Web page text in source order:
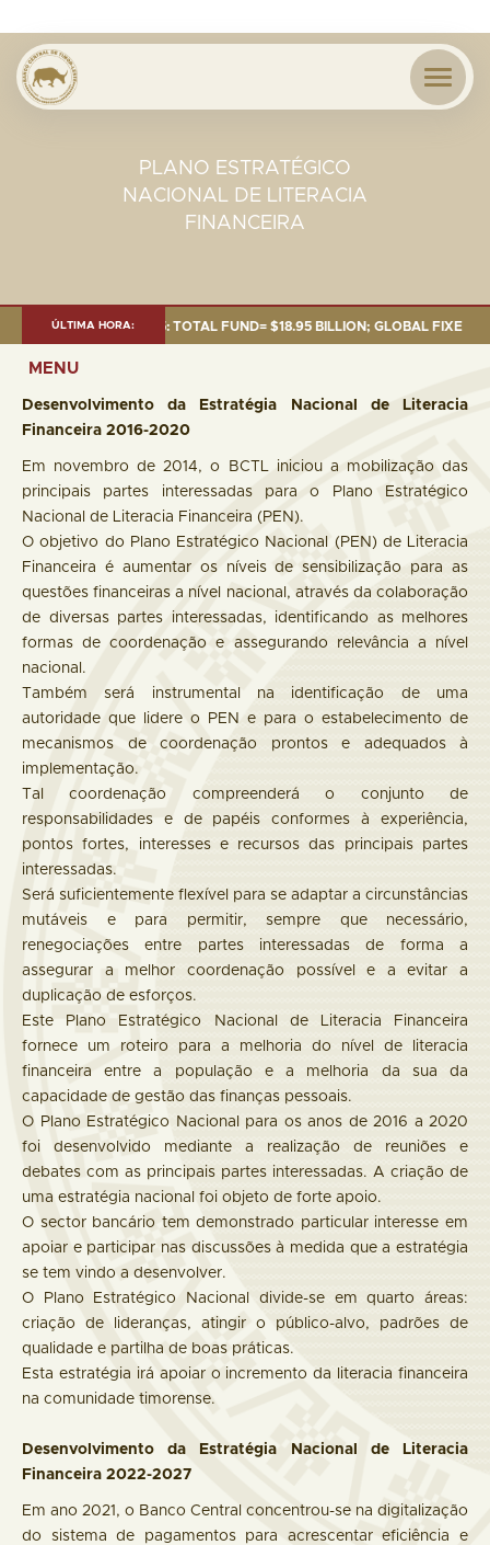
PLANO ESTRATÉGICO
NACIONAL DE LITERACIA
FINANCEIRA
ÚLTIMA HORA:
AS OF 30 SEP. 2025: TOTAL FUND= $18.95 BILLION; GLOBAL FIXED
MENU
Desenvolvimento da Estratégia Nacional de Literacia
Financeira 2016-2020
Em novembro de 2014, o BCTL iniciou a mobilização das
principais partes interessadas para o Plano Estratégico
Nacional de Literacia Financeira (PEN).
O objetivo do Plano Estratégico Nacional (PEN) de Literacia
Financeira é aumentar os níveis de sensibilização para as
questões financeiras a nível nacional, através da colaboração
de diversas partes interessadas, identificando as melhores
formas de coordenação e assegurando relevância a nível
nacional.
Também será instrumental na identificação de uma
autoridade que lidere o PEN e para o estabelecimento de
mecanismos de coordenação prontos e adequados à
implementação.
Tal coordenação compreenderá o conjunto de
responsabilidades e de papéis conformes à experiência,
pontos fortes, interesses e recursos das principais partes
interessadas.
Será suficientemente flexível para se adaptar a circunstâncias
mutáveis e para permitir, sempre que necessário,
renegociações entre partes interessadas de forma a
assegurar a melhor coordenação possível e a evitar a
duplicação de esforços.
Este Plano Estratégico Nacional de Literacia Financeira
fornece um roteiro para a melhoria do nível de literacia
financeira entre a população e a melhoria da sua da
capacidade de gestão das finanças pessoais.
O Plano Estratégico Nacional para os anos de 2016 a 2020
foi desenvolvido mediante a realização de reuniões e
debates com as principais partes interessadas. A criação de
uma estratégia nacional foi objeto de forte apoio.
O sector bancário tem demonstrado particular interesse em
apoiar e participar nas discussões à medida que a estratégia
se tem vindo a desenvolver.
O Plano Estratégico Nacional divide-se em quarto áreas:
criação de lideranças, atingir o público-alvo, padrões de
qualidade e partilha de boas práticas.
Esta estratégia irá apoiar o incremento da literacia financeira
na comunidade timorense.
Desenvolvimento da Estratégia Nacional de Literacia
Financeira 2022-2027
Em ano 2021, o Banco Central concentrou-se na digitalização
do sistema de pagamentos para acrescentar eficiência e